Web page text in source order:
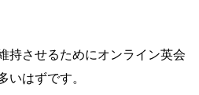
持させるためにオンライン英会
いはずです。